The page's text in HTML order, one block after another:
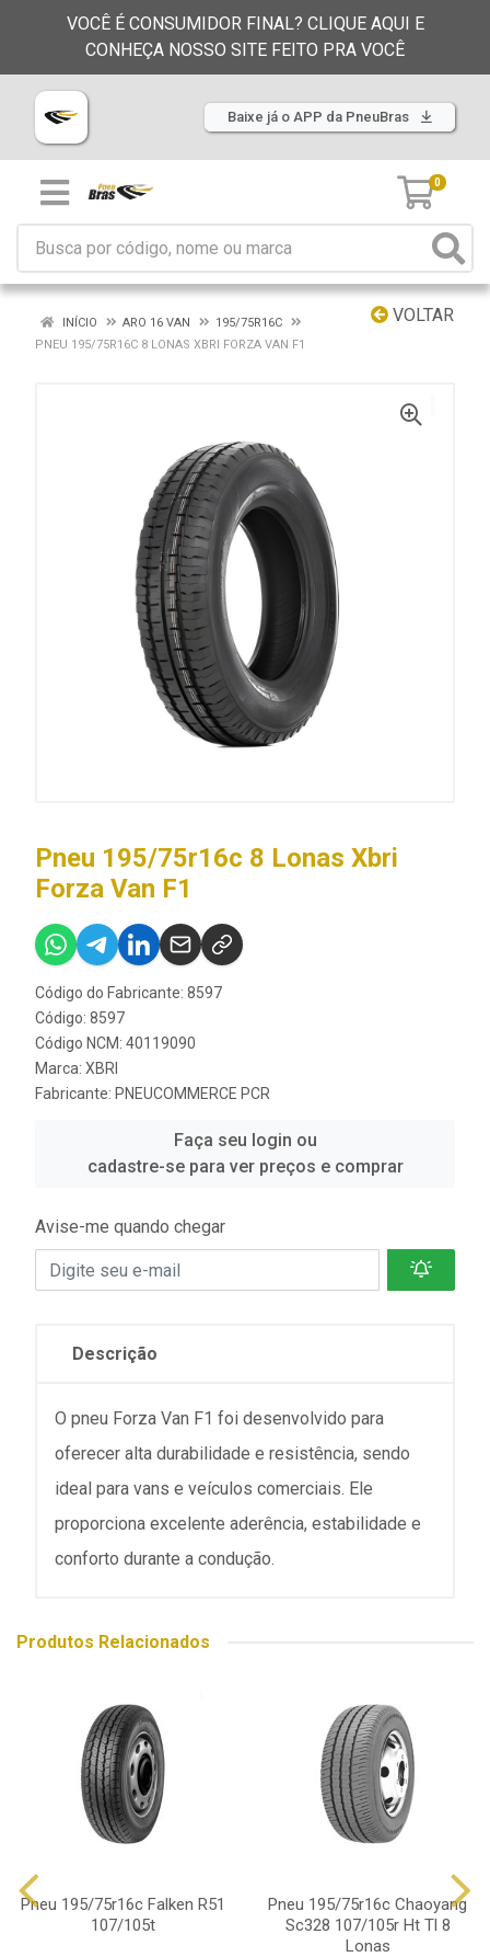
VOCÊ É CONSUMIDOR FINAL? CLIQUE AQUI E
CONHEÇA NOSSO SITE FEITO PRA VOCÊ
Baixe já o APP da PneuBras
0
VOLTAR
INÍCIO ARO 16 VAN
195/75R16C
PNEU 195/75R16C 8 LONAS XBRI FORZA VAN F1
Pneu 195/75r16c 8 Lonas Xbri
Forza Van F1
Código do Fabricante: 8597
Código: 8597
Código NCM: 40119090
Marca: XBRI
Fabricante: PNEUCOMMERCE PCR
Faça seu login ou
cadastre-se para ver preços e comprar
Avise-me quando chegar
Descrição
O pneu Forza Van F1 foi desenvolvido para
oferecer alta durabilidade e resistência, sendo
ideal para vans e veículos comerciais. Ele
proporciona excelente aderência, estabilidade e
conforto durante a condução.
Produtos Relacionados
Pneu 195/75r16c Falken R51
107/105t
Pneu 195/75r16c Chaoyang
Sc328 107/105r Ht Tl 8
Lonas